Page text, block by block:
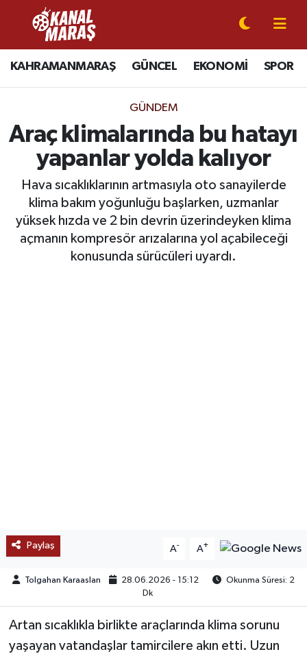
KAHRAMANMARAŞ GÜNCEL EKONOMİ SPOR
GÜNDEM
Araç klimalarında bu hatayı
yapanlar yolda kalıyor
Hava sıcaklıklarının artmasıyla oto sanayilerde
klima bakım yoğunluğu başlarken, uzmanlar
yüksek hızda ve 2 bin devrin üzerindeyken klima
açmanın kompresör arızalarına yol açabileceği
konusunda sürücüleri uyardı.
Paylaş A- A+
Tolgahan Karaaslan 28.06.2026 - 15:12
Okunma Süresi: 2
Dk
Artan sıcaklıkla birlikte araçlarında klima sorunu
yaşayan vatandaşlar tamircilere akın etti. Uzun
CANLI YAYIN
KAHRAMANMARAŞ
GÜNCEL
SPOR
SİYASET
EKONOMİ
GÜNDEM
TREND
MEDYA
TEKNOLOJİ
Kahramanmaraş Nöbetçi Eczaneler
Kahramanmaraş Hava Durumu
Kahramanmaraş Namaz Vakitleri
Kahramanmaraş Trafik Yoğunluk Haritası
Süper Lig Puan Durumu ve Fikstür
Tüm Manşetler
Son Dakika Haberleri